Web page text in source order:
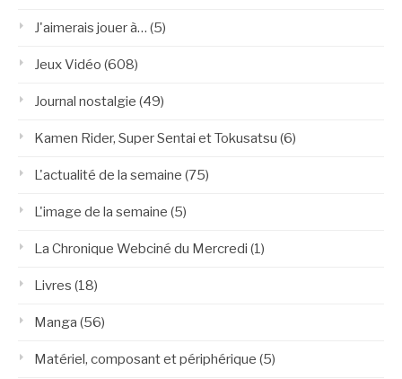
J'aimerais jouer à… (5)
Jeux Vidéo (608)
Journal nostalgie (49)
Kamen Rider, Super Sentai et Tokusatsu (6)
L'actualité de la semaine (75)
L'image de la semaine (5)
La Chronique Webciné du Mercredi (1)
Livres (18)
Manga (56)
Matériel, composant et périphérique (5)